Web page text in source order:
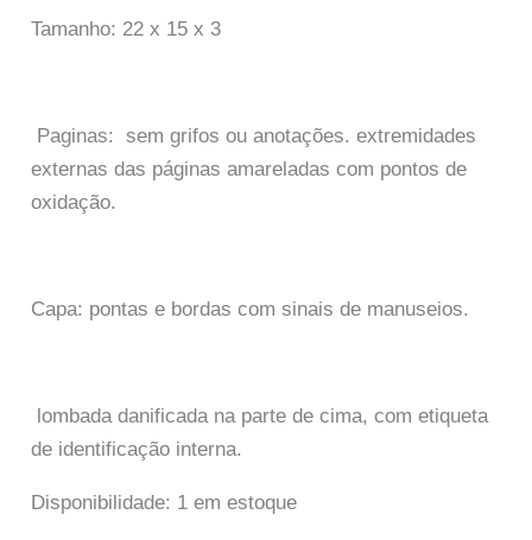
Tamanho: 22 x 15 x 3
Paginas: sem grifos ou anotações. extremidades
externas das páginas amareladas com pontos de
oxidação.
Capa: pontas e bordas com sinais de manuseios.
lombada danificada na parte de cima, com etiqueta
de identificação interna.
Disponibilidade: 1 em estoque